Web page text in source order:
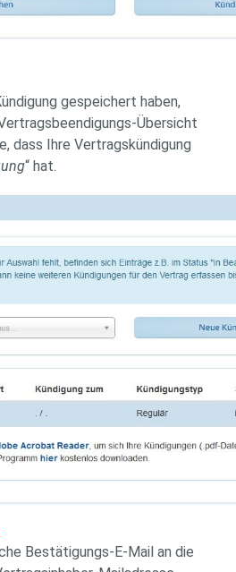
gespeichert haben,
Übersicht
dass Ihre Vertragskündigung
“ hat.
Bestätigungs-E-Mail an die